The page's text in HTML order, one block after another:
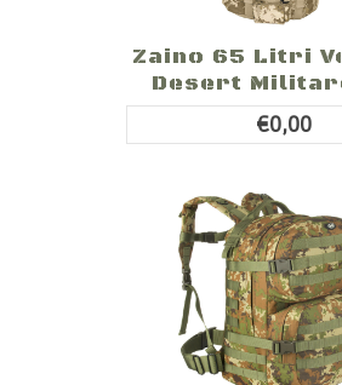
Zaino 65 Litri
Desert
€0,00